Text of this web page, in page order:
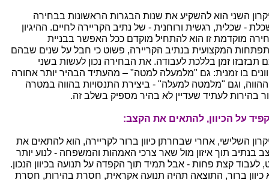
השני הוא להשקיע את שנות הבגרות הראשונות בבחירה
- שכלית, רגשית ורוחנית - של נתיב הקריירה לחיים. ההיגיון
מוקדמת זו הוא להתחיל מוקדם ככל האפשר בבניית
המקצועית בנתיב הקריירה, פשוט כי חבל על שנים שבהם
תבזבזו זמן בללכת לעבודה. את הבחירה נכון לעשות בשני
בו זמנית: גם "מלמעלה למטה" – מהעתיד הבהיר יותר אחורה
וגם "מלמטה למעלה" - ביצירת התנסויות בהווה במטרה
בהירות לעתיד שעדיין לא בהיר מספיק בשלב זה.
על הכיוון, להתאים את הקצב:
השלישי, אחרי שבחרתן כיוון ברור לקריירה, הוא להתאים את
בנתיב תוך איזון מול שאר צרכי האמהות והמשפחה - לנוע יותר
לעבוד קצת פחות - אבל תמיד תוך הקפדה על תנועה בכיוון הנכון.
כיוון ברור, התוצאה תהיה תנועה אקראית, חסרת בהירות, חסרת